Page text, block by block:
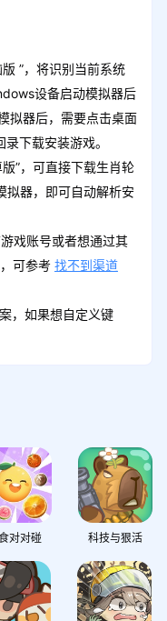
”，将识别当前系统
设备启动模拟器后
拟器后，需要点击桌面
下载安装游戏。
”，可直接下载生肖轮
拟器，即可自动解析安
戏账号或者想通过其
可参考 找不到渠道
，如果想自定义键
对对碰 科技与狠活